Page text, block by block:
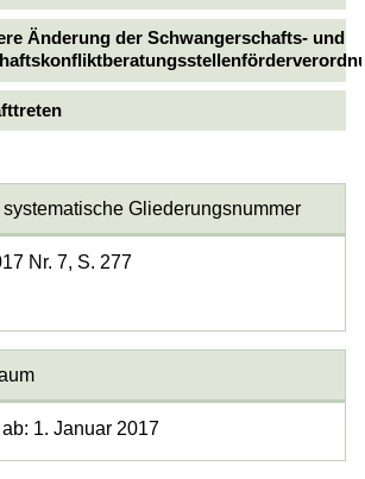
Änderung der Schwangerschafts- und
Gliederungsnummer
Nr. 7, S. 277
1. Januar 2017